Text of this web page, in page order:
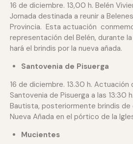
16 de diciembre. 13,00 h. Belén
Jornada destinada a reunir a
Provincia. Esta actuación
representación del Belén, durante
hará el brindis por la nueva añada.
Santovenia de Pisuerga
16 de diciembre. 13.30 h. Actuación
Santovenia de Pisuerga a las 13:30
Bautista, posteriormente brindis de
Nueva Añada en el pórtico de la
Mucientes